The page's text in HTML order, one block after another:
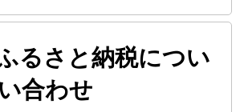
るさと納税につい
合わせ